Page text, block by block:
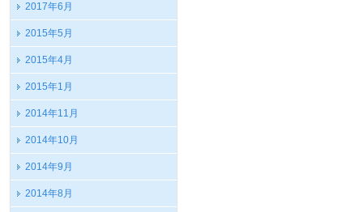
2017年6月
2015年5月
2015年4月
2015年1月
2014年11月
2014年10月
2014年9月
2014年8月